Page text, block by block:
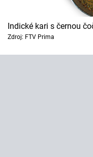
Indické kari s černou
Zdroj: FTV Prima